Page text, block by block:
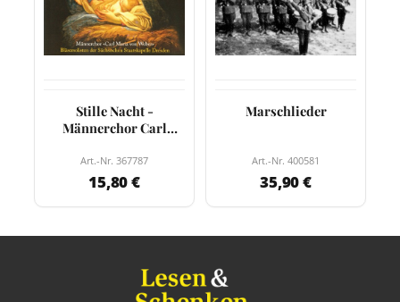
Stille Nacht -
Männerchor Carl
Art.-Nr. 367787
15,80 €
Marschlieder
Art.-Nr. 400581
35,90 €